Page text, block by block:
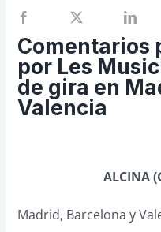
Recomendación
Cosas de Beckmesser
Nosotros y privacidad
Buscar:
Comentarios
por Les
de gira en
Valencia
ALCINA
Madrid, Barcelona y